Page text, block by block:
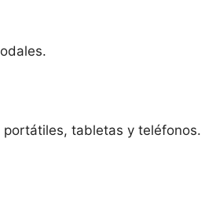
tabletas y teléfonos.